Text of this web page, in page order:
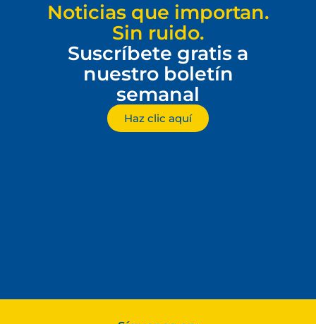
Noticias que importan.
Sin ruido.
Suscríbete gratis a
nuestro boletín
semanal
Haz clic aquí